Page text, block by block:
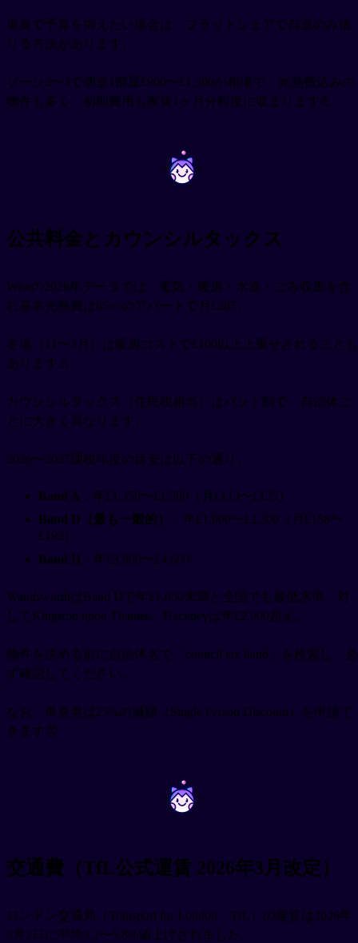
単身で予算を抑えたい場合は、フラットシェアで自室のみ借
りる方法があります。
ゾーン2〜3で個室1部屋£900〜£1,300が相場で、光熱費込みの
物件も多く、初期費用も家賃1ヶ月分程度に収まります💪
~ ~
公共料金とカウンシルタックス
Wiseの2026年データでは、電気・暖房・水道・ごみ収集を含
む基本光熱費は85㎡のアパートで月£287。
冬場（11〜3月）は暖房コストで£100以上上乗せされることも
あります⚠️
カウンシルタックス（住民税相当）はバンド制で、自治体ご
とに大きく異なります。
2026〜2027課税年度の目安は以下の通り。
Band A ：年£1,350〜£1,500（月£113〜£125）
Band D（最も一般的）
：年£1,900〜£2,300（月£158〜
£192）
Band H ：年£3,800〜£4,600
WandsworthはBand Dで年£1,050未満と全国でも最低水準、対
してKingston upon Thames、Hackneyは年£2,000超え。
物件を決める前に自治体名で「council tax band」を検索し、必
ず確認してください。
なお、単身者は25%の減額（Single Person Discount）を申請で
きます😊
~ ~
交通費（TfL公式運賃 2026年3月改定）
ロンドン交通局（Transport for London、TfL）の運賃は2026年
3月2日に平均3.2〜5.8%値上げされました。